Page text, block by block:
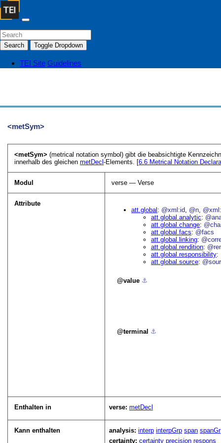
Search Toggle Dropdown
TEI Site Guidelines
<metSym>
<metSym>(metrical notation symbol) gibt die beabsichtigte
innerhalb des gleichenmetDecl-Elements. [6.6 Metrical Notation
Modul verse — Verse
Attribute
att.global
@xml:id @n
att.global.analytic
att.global.change
att.global.facs
@facs
att.global.linking
att.global.rendition
att.global.responsibility
att.global.source
value ⚓︎
terminal ⚓︎
Enthalten in verse:metDecl
Kann enthalten analysis:interp interpGrp span
certainty:certainty precision respons